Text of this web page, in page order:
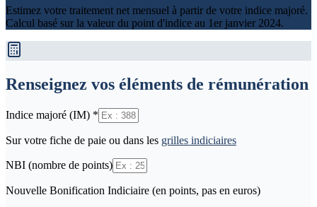
Estimez votre traitement net mensuel à partir de votre indice majoré.
Calcul basé sur la valeur du point d'indice au 1er janvier 2024.
Renseignez vos éléments de rémunération
Indice majoré (IM) *
Sur votre fiche de paie ou dans les grilles indiciaires
NBI (nombre de points)
Nouvelle Bonification Indiciaire (en points, pas en euros)